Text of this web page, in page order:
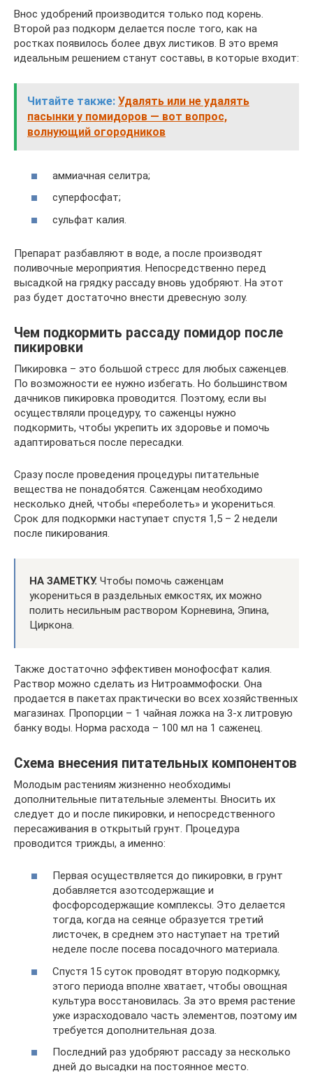
Внос удобрений производится только под корень.
Второй раз подкорм делается после того, как на
ростках появилось более двух листиков. В это время
идеальным решением станут составы, в которые входит:
Читайте также: Удалять или не удалять
пасынки у помидоров — вот вопрос,
волнующий огородников
аммиачная селитра;
суперфосфат;
сульфат калия.
Препарат разбавляют в воде, а после производят
поливочные мероприятия. Непосредственно перед
высадкой на грядку рассаду вновь удобряют. На этот
раз будет достаточно внести древесную золу.
Чем подкормить рассаду помидор после
пикировки
Пикировка – это большой стресс для любых саженцев.
По возможности ее нужно избегать. Но большинством
дачников пикировка проводится. Поэтому, если вы
осуществляли процедуру, то саженцы нужно
подкормить, чтобы укрепить их здоровье и помочь
адаптироваться после пересадки.
Сразу после проведения процедуры питательные
вещества не понадобятся. Саженцам необходимо
несколько дней, чтобы «переболеть» и укорениться.
Срок для подкормки наступает спустя 1,5 – 2 недели
после пикирования.
НА ЗАМЕТКУ. Чтобы помочь саженцам
укорениться в раздельных емкостях, их можно
полить несильным раствором Корневина, Эпина,
Циркона.
Также достаточно эффективен монофосфат калия.
Раствор можно сделать из Нитроаммофоски. Она
продается в пакетах практически во всех хозяйственных
магазинах. Пропорции – 1 чайная ложка на 3-х литровую
банку воды. Норма расхода – 100 мл на 1 саженец.
Схема внесения питательных компонентов
Молодым растениям жизненно необходимы
дополнительные питательные элементы. Вносить их
следует до и после пикировки, и непосредственного
пересаживания в открытый грунт. Процедура
проводится трижды, а именно:
Первая осуществляется до пикировки, в грунт
добавляется азотсодержащие и
фосфорсодержащие комплексы. Это делается
тогда, когда на сеянце образуется третий
листочек, в среднем это наступает на третий
неделе после посева посадочного материала.
Спустя 15 суток проводят вторую подкормку,
этого периода вполне хватает, чтобы овощная
культура восстановилась. За это время растение
уже израсходовало часть элементов, поэтому им
требуется дополнительная доза.
Последний раз удобряют рассаду за несколько
дней до высадки на постоянное место.